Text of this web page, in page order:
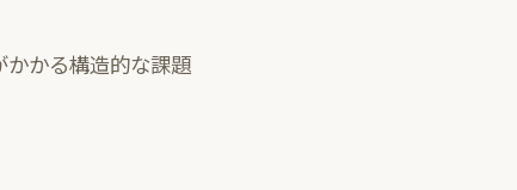
かる構造的な課題